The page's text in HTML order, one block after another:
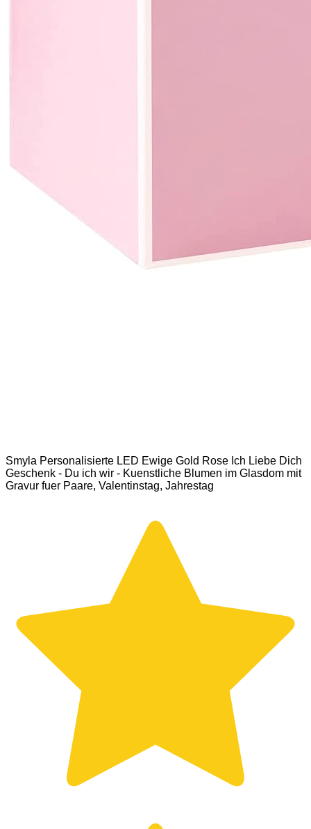
Smyla Personalisierte LED Ewige Gold Rose Ich Liebe Dich
Geschenk - Du ich wir - Kuenstliche Blumen im Glasdom mit
Gravur fuer Paare, Valentinstag, Jahrestag